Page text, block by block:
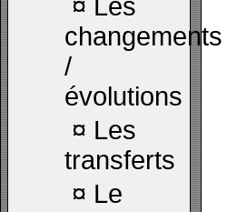
¤ Les
changements
/
évolutions
¤ Les
transferts
¤ Le